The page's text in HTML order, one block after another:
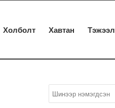
Холболт Хавтан Тэжээл